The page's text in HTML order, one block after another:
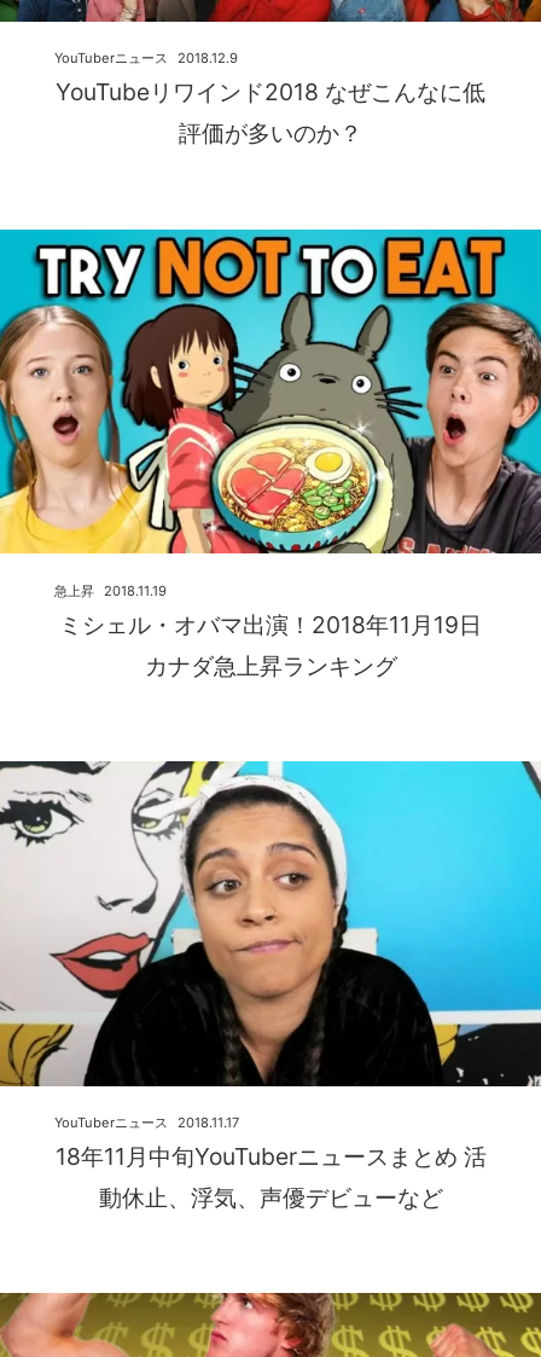
YouTubeリワインド2018 なぜこんなに低
評価が多いのか？
2018.12.9
YouTuberニュース
ミシェル・オバマ出演！2018年11月19日
カナダ急上昇ランキング
2018.11.19
急上昇
18年11月中旬YouTuberニュースまとめ 活
動休止、浮気、声優デビューなど
2018.11.17
YouTuberニュース